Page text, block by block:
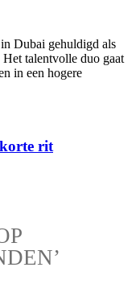
Dubai gehuldigd als
talentvolle duo gaat
in een hogere
rit